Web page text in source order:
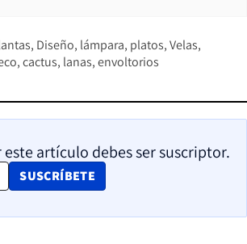
Diseño lámpara platos Velas
cactus lanas envoltorios
artículo debes ser suscriptor.
SUSCRÍBETE
OPENS IN NEW WINDOW